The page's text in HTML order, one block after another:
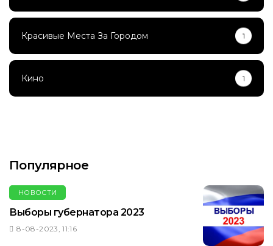
Красивые Места За Городом 1
Кино 1
Популярное
НОВОСТИ
Выборы губернатора 2023
8-08-2023, 11:16